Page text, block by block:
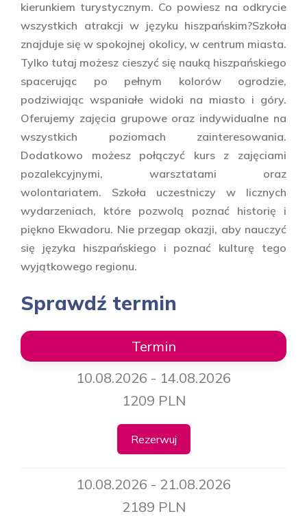
kierunkiem turystycznym. Co powiesz na odkrycie
wszystkich atrakcji w języku hiszpańskim?Szkoła
znajduje się w spokojnej okolicy, w centrum miasta.
Tylko tutaj możesz cieszyć się nauką hiszpańskiego
spacerując po pełnym kolorów ogrodzie,
podziwiając wspaniałe widoki na miasto i góry.
Oferujemy zajęcia grupowe oraz indywidualne na
wszystkich poziomach zainteresowania.
Dodatkowo możesz połączyć kurs z zajęciami
pozalekcyjnymi, warsztatami oraz
wolontariatem. Szkoła uczestniczy w licznych
wydarzeniach, które pozwolą poznać historię i
piękno Ekwadoru. Nie przegap okazji, aby nauczyć
się języka hiszpańskiego i poznać kulturę tego
wyjątkowego regionu.
Sprawdź termin
Termin
10.08.2026 - 14.08.2026
1209 PLN
Rezerwuj
10.08.2026 - 21.08.2026
2189 PLN